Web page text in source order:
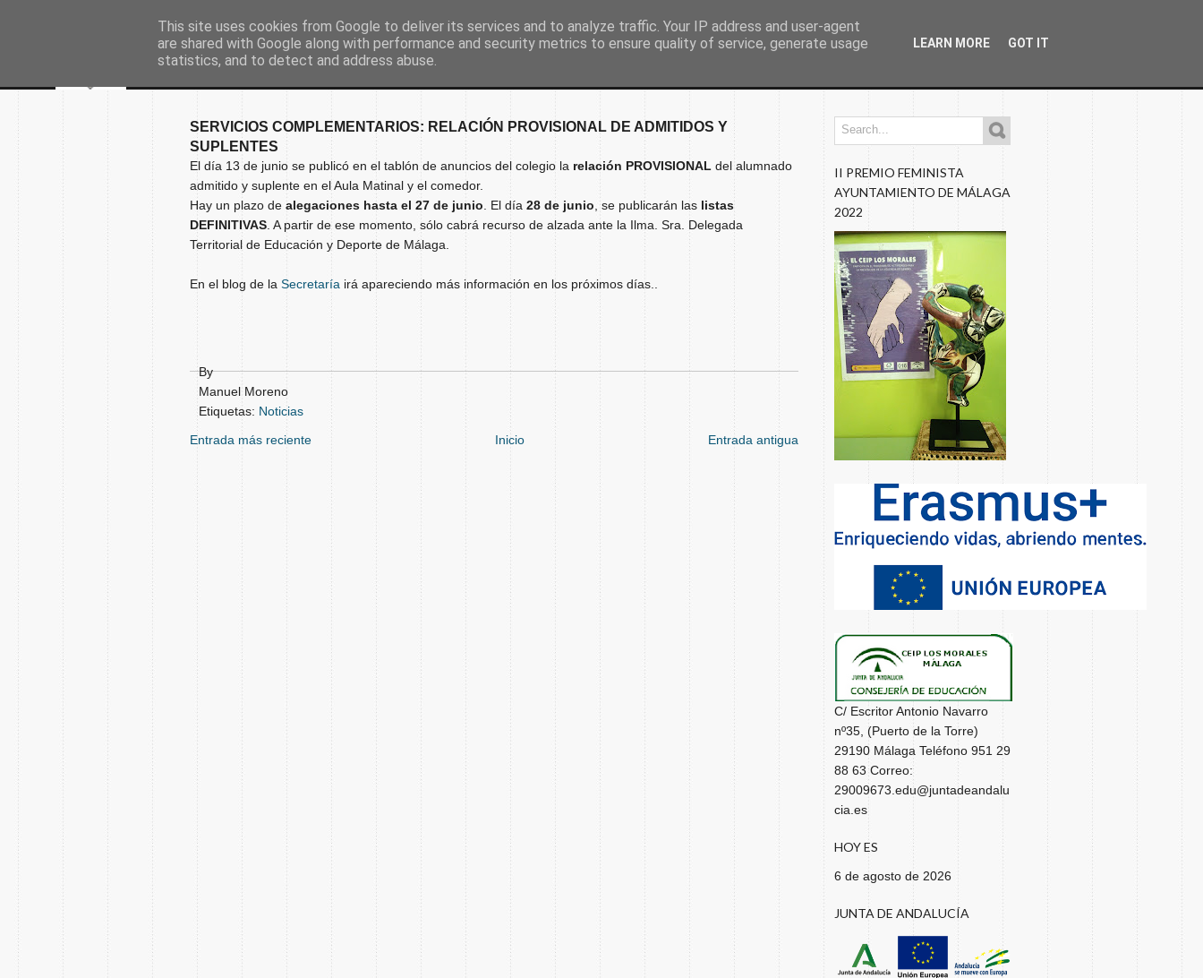
Inicio Nuestro colegio Secretaría Documentos Programaciones Nuestros Blogs
SERVICIOS COMPLEMENTARIOS: RELACIÓN PROVISIONAL DE ADMITIDOS Y
SUPLENTES
El día 13 de junio se publicó en el tablón de anuncios del colegio la relación PROVISIONAL del alumnado
admitido y suplente en el Aula Matinal y el comedor.
Hay un plazo de alegaciones hasta el 27 de junio . El día 28 de junio , se publicarán las listas
DEFINITIVAS . A partir de ese momento, sólo cabrá recurso de alzada ante la Ilma. Sra. Delegada
Territorial de Educación y Deporte de Málaga.
En el blog de la Secretaría irá apareciendo más información en los próximos días..
By
Manuel Moreno
Etiquetas: Noticias
Entrada más reciente
Entrada antigua
Inicio
II PREMIO FEMINISTA
AYUNTAMIENTO DE MÁLAGA
2022
C/ Escritor Antonio Navarro
nº35, (Puerto de la Torre)
29190 Málaga Teléfono 951 29
88 63 Correo:
29009673.edu@juntadeandalu
cia.es
HOY ES
6 de agosto de 2026
JUNTA DE ANDALUCÍA
This site uses cookies from Google to deliver its services and to analyze traffic. Your IP address and user-agent
are shared with Google along with performance and security metrics to ensure quality of service, generate usage
statistics, and to detect and address abuse.
LEARN MORE GOT IT